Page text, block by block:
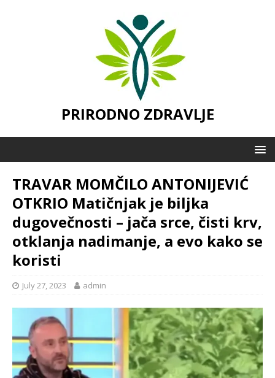
PRIRODNO ZDRAVLJE
TRAVAR MOMČILO ANTONIJEVIĆ
OTKRIO Matičnjak je biljka
dugovečnosti – jača srce, čisti krv,
otklanja nadimanje, a evo kako se
koristi
July 27, 2023 admin